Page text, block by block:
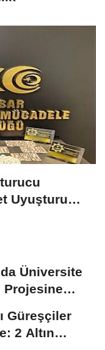
Uyuşturucu
Üniversite
Projesine
Güreşçiler
2 Altın